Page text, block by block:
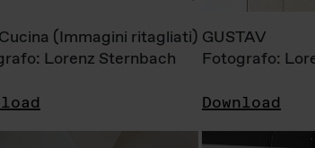
(Immagini ritagliati)
Lorenz Sternbach
GUSTAV
Fotografo:
Download